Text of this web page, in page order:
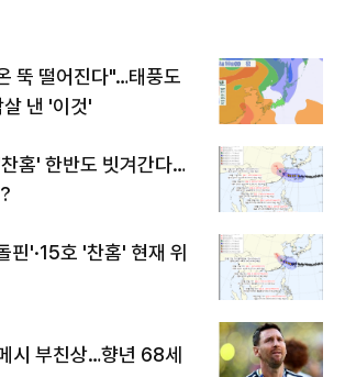
뚝 떨어진다"…태풍도
낸 '이것'
홈' 한반도 빗겨간다…
핀'·15호 '찬홈' 현재 위
시 부친상…향년 68세